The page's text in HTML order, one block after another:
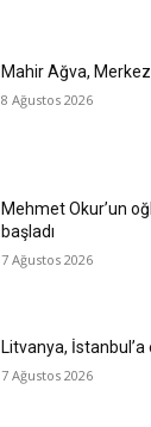
Mahir Ağva,
8 Ağustos 2026
Mehmet Okur’un
başladı
7 Ağustos 2026
Litvanya,
7 Ağustos 2026